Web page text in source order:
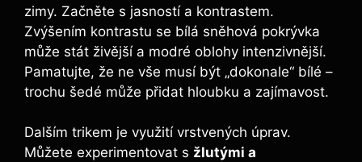
zimy. Začněte s jasností a kontrastem.
Zvýšením kontrastu se bílá sněhová pokrývka
může stát živější a modré oblohy intenzivnější.
Pamatujte, že ne vše musí být „dokonale“ bílé –
trochu šedé může přidat hloubku a zajímavost.
Dalším trikem je využití vrstvených úprav.
Můžete experimentovat s žlutými a